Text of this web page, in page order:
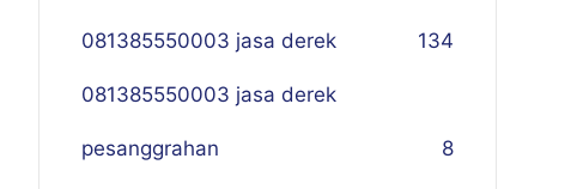
081385550003 jasa derek 134
081385550003 jasa derek
pesanggrahan 8